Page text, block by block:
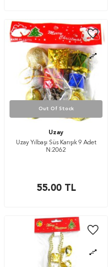
Out Of Stock
Uzay
Uzay Yılbaşı Süs Karışık 9 Adet
N:2062
55.00TL